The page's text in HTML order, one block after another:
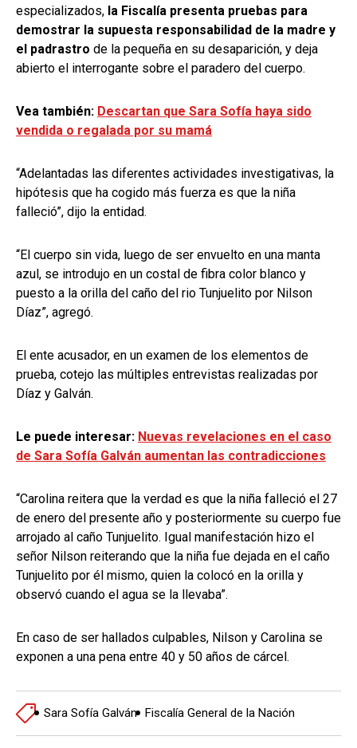
especializados, la Fiscalía presenta pruebas para
demostrar la supuesta responsabilidad de la madre y
el padrastro de la pequeña en su desaparición, y deja
abierto el interrogante sobre el paradero del cuerpo.
Vea también: Descartan que Sara Sofía haya sido
vendida o regalada por su mamá
“Adelantadas las diferentes actividades investigativas, la
hipótesis que ha cogido más fuerza es que la niña
falleció”, dijo la entidad.
“El cuerpo sin vida, luego de ser envuelto en una manta
azul, se introdujo en un costal de fibra color blanco y
puesto a la orilla del caño del rio Tunjuelito por Nilson
Díaz”, agregó.
El ente acusador, en un examen de los elementos de
prueba, cotejo las múltiples entrevistas realizadas por
Díaz y Galván.
Le puede interesar: Nuevas revelaciones en el caso
de Sara Sofía Galván aumentan las contradicciones
“Carolina reitera que la verdad es que la niña falleció el 27
de enero del presente año y posteriormente su cuerpo fue
arrojado al caño Tunjuelito. Igual manifestación hizo el
señor Nilson reiterando que la niña fue dejada en el caño
Tunjuelito por él mismo, quien la colocó en la orilla y
observó cuando el agua se la llevaba”.
En caso de ser hallados culpables, Nilson y Carolina se
exponen a una pena entre 40 y 50 años de cárcel.
Sara Sofía Galván Fiscalía General de la Nación